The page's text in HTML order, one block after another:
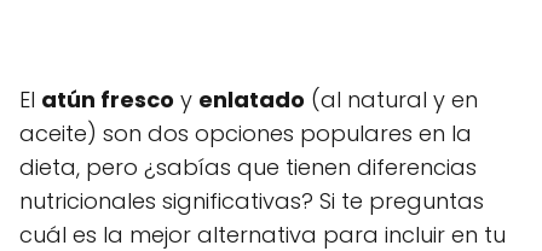
El atún fresco y enlatado (al natural y en
aceite) son dos opciones populares en la
dieta, pero ¿sabías que tienen diferencias
nutricionales significativas? Si te preguntas
cuál es la mejor alternativa para incluir en tu